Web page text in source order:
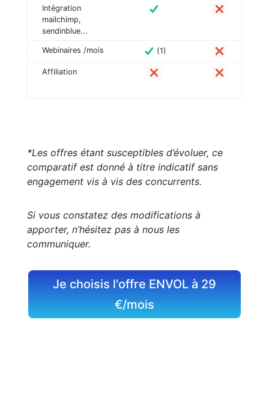
Intégration
mailchimp,
sendinblue...
Webinaires /mois (1)
Affiliation
*Les offres étant susceptibles d’évoluer, ce
comparatif est donné à titre indicatif sans
engagement vis à vis des concurrents.
Si vous constatez des modifications à
apporter, n’hésitez pas à nous les
communiquer.
Je choisis l'offre ENVOL à 29
€/mois